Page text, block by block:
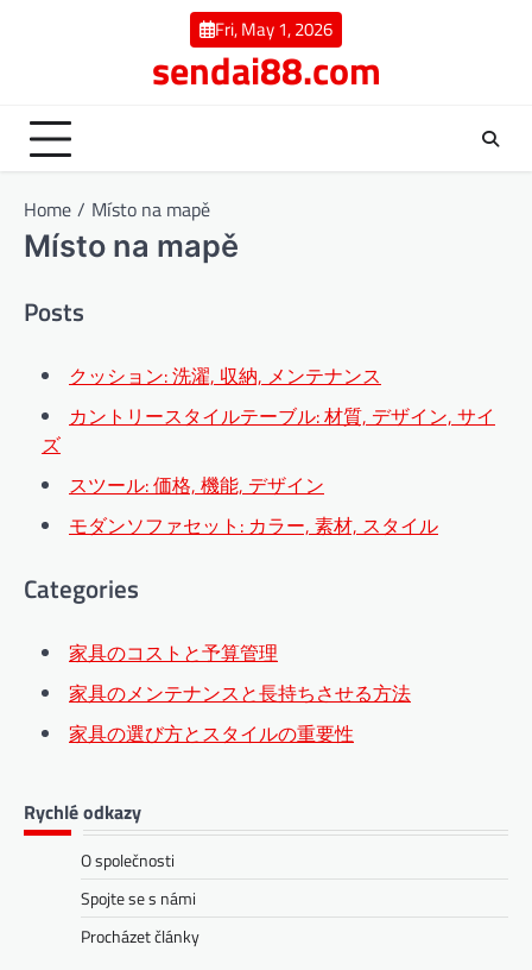
Fri, May 1, 2026
sendai88.com
Home Místo na mapě
Místo na mapě
Posts
クッション: 洗濯, 収納, メンテナンス
カントリースタイルテーブル: 材質, デザイン, サイ
ズ
スツール: 価格, 機能, デザイン
モダンソファセット: カラー, 素材, スタイル
Categories
家具のコストと予算管理
家具のメンテナンスと長持ちさせる方法
家具の選び方とスタイルの重要性
Rychlé odkazy
O společnosti
Spojte se s námi
Procházet články